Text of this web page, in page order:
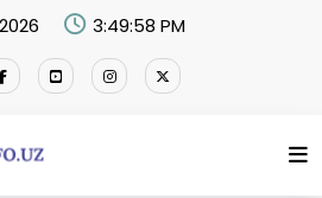
3:49:59 PM